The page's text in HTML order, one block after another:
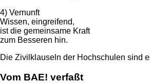
4) Vernunft
Wissen, eingreifend,
ist die gemeinsame Kraft
zum Besseren hin.
Die Zivilklauseln der Hochschulen sind
Vom BAE! verfaßt